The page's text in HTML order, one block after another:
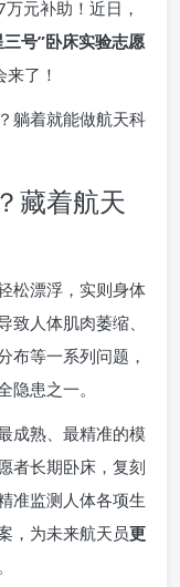
元补助！近日，
三号”卧床实验志愿
来了！
躺着就能做航天科
藏着航天
松漂浮，实则身体
人体肌肉萎缩、
布等一系列问题，
患之一。
成熟、最精准的模
者长期卧床，复刻
准监测人体各项生
，为未来航天员更